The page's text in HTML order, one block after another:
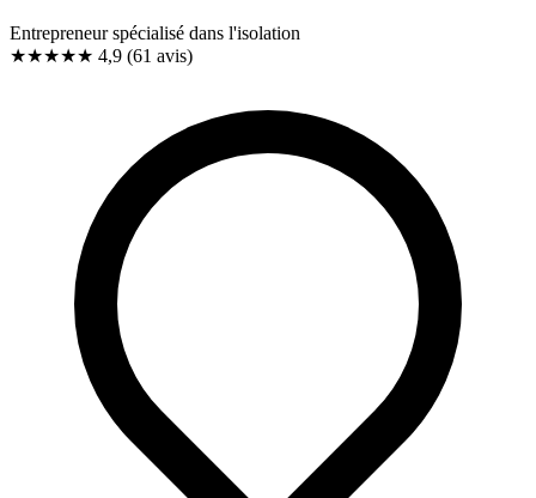
Entrepreneur spécialisé dans l'isolation
★★★★★ 4,9 (61 avis)